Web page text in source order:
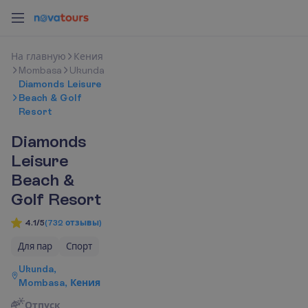
На главную
Кения
Mombasa
Ukunda
Diamonds Leisure
Beach & Golf
Resort
Diamonds
Leisure
Beach &
Golf Resort
4.1/5(732 отзывы)
Для пар Спорт
Ukunda,
Mombasa, Кения
Отпуск